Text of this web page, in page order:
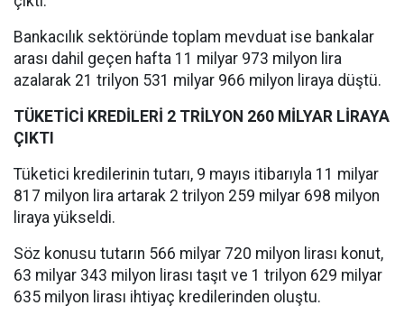
Bankacılık sektöründe toplam mevduat ise bankalar
arası dahil geçen hafta 11 milyar 973 milyon lira
azalarak 21 trilyon 531 milyar 966 milyon liraya düştü.
TÜKETİCİ KREDİLERİ 2 TRİLYON 260 MİLYAR LİRAYA
ÇIKTI
Tüketici kredilerinin tutarı, 9 mayıs itibarıyla 11 milyar
817 milyon lira artarak 2 trilyon 259 milyar 698 milyon
liraya yükseldi.
Söz konusu tutarın 566 milyar 720 milyon lirası konut,
63 milyar 343 milyon lirası taşıt ve 1 trilyon 629 milyar
635 milyon lirası ihtiyaç kredilerinden oluştu.